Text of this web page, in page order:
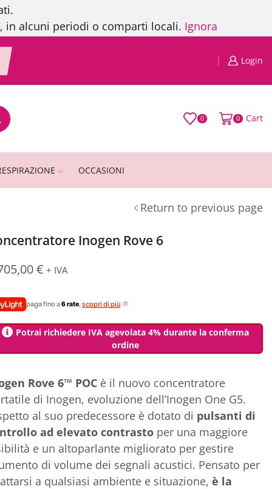
in alcuni periodi o comparti locali. Ignora
Login
0 0 Cart
OCCASIONI
Return to previous page
Inogen Rove 6
€ + IVA
paga fino a6 rate,scopri di più
Potrai richiedere IVA agevolata 4% durante la conferma
ordine
Rove 6™ POC è il nuovo concentratore
di Inogen, evoluzione dell’Inogen One G5.
al suo predecessore è dotato di pulsanti di
ad elevato contrasto per una maggiore
e un altoparlante migliorato per gestire
di volume dei segnali acustici. Pensato per
a qualsiasi ambiente e situazione,è la